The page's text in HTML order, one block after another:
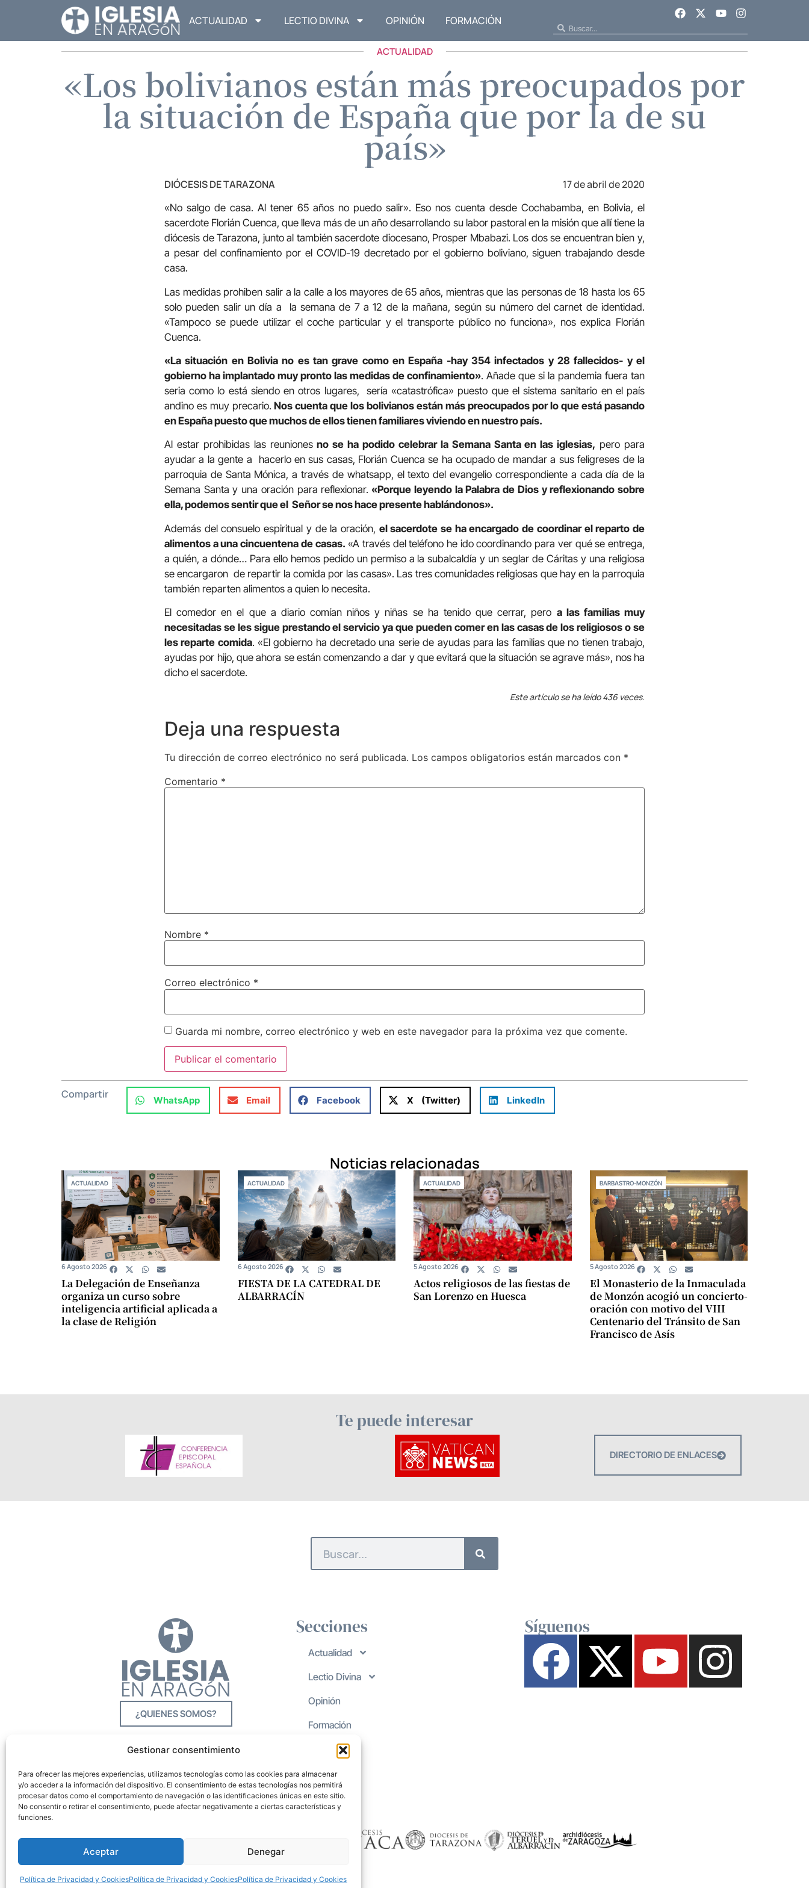
Gestionar consentimiento
Para ofrecer las mejores experiencias, utilizamos tecnologías como las cookies para almacenar
y/o acceder a la información del dispositivo. El consentimiento de estas tecnologías nos permitirá
procesar datos como el comportamiento de navegación o las identificaciones únicas en este sitio.
No consentir o retirar el consentimiento, puede afectar negativamente a ciertas características y
funciones.
Aceptar Denegar
Política de Privacidad y CookiesPolítica de Privacidad y CookiesPolítica de Privacidad y Cookies
ACTUALIDAD LECTIO DIVINA OPINIÓN FORMACIÓN
ACTUALIDAD
«Los bolivianos están más preocupados por
la situación de España que por la de su
país»
DIÓCESIS DE TARAZONA 17 de abril de 2020
«No salgo de casa. Al tener 65 años no puedo salir». Eso nos cuenta desde Cochabamba, en Bolivia, el
sacerdote Florián Cuenca, que lleva más de un año desarrollando su labor pastoral en la misión que allí tiene la
diócesis de Tarazona, junto al también sacerdote diocesano, Prosper Mbabazi. Los dos se encuentran bien y,
a pesar del confinamiento por el COVID-19 decretado por el gobierno boliviano, siguen trabajando desde
casa.
Las medidas prohiben salir a la calle a los mayores de 65 años, mientras que las personas de 18 hasta los 65
solo pueden salir un día a la semana de 7 a 12 de la mañana, según su número del carnet de identidad.
«Tampoco se puede utilizar el coche particular y el transporte público no funciona», nos explica Florián
Cuenca.
«La situación en Bolivia no es tan grave como en España -hay 354 infectados y 28 fallecidos- y el
gobierno ha implantado muy pronto las medidas de confinamiento». Añade que si la pandemia fuera tan
seria como lo está siendo en otros lugares, sería «catastrófica» puesto que el sistema sanitario en el país
andino es muy precario. Nos cuenta que los bolivianos están más preocupados por lo que está pasando
en España puesto que muchos de ellos tienen familiares viviendo en nuestro país.
Al estar prohibidas las reunionesno se ha podido celebrar la Semana Santa en las iglesias, pero para
ayudar a la gente a hacerlo en sus casas, Florián Cuenca se ha ocupado de mandar a sus feligreses de la
parroquia de Santa Mónica, a través de whatsapp, el texto del evangelio correspondiente a cada día de la
Semana Santa y una oración para reflexionar. «Porque leyendo la Palabra de Dios y reflexionando sobre
ella, podemos sentir que el Señor se nos hace presente hablándonos».
Además del consuelo espiritual y de la oración, el sacerdote se ha encargado de coordinar el reparto de
alimentos a una cincuentena de casas. «A través del teléfono he ido coordinando para ver qué se entrega,
a quién, a dónde… Para ello hemos pedido un permiso a la subalcaldía y un seglar de Cáritas y una religiosa
se encargaron de repartir la comida por las casas». Las tres comunidades religiosas que hay en la parroquia
también reparten alimentos a quien lo necesita.
El comedor en el que a diario comían niños y niñas se ha tenido que cerrar, pero a las familias muy
necesitadas se les sigue prestando el servicio ya que pueden comer en las casas de los religiosos o se
les reparte comida. «El gobierno ha decretado una serie de ayudas para las familias que no tienen trabajo,
ayudas por hijo, que ahora se están comenzando a dar y que evitará que la situación se agrave más», nos ha
dicho el sacerdote.
Este artículo se ha leído 436 veces.
Deja una respuesta
Tu dirección de correo electrónico no será publicada. Los campos obligatorios están marcados con *
Comentario *
Nombre *
Correo electrónico *
Guarda mi nombre, correo electrónico y web en este navegador para la próxima vez que comente.
Compartir WhatsApp Email Facebook X (Twitter) LinkedIn
Noticias relacionadas
ACTUALIDAD
La Delegación de Enseñanza
organiza un curso sobre
inteligencia artificial aplicada a
la clase de Religión
6 Agosto 2026
ACTUALIDAD
FIESTA DE LA CATEDRAL DE
ALBARRACÍN
6 Agosto 2026
ACTUALIDAD
Actos religiosos de las fiestas de
San Lorenzo en Huesca
5 Agosto 2026
BARBASTRO-MONZÓN
El Monasterio de la Inmaculada
de Monzón acogió un concierto-
oración con motivo del VIII
Centenario del Tránsito de San
Francisco de Asís
5 Agosto 2026
Te puede interesar
DIRECTORIO DE ENLACES
¿QUIENES SOMOS?
Secciones
Actualidad
Lectio Divina
Opinión
Formación
Síguenos